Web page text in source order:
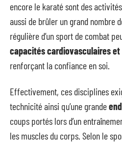
encore le karaté sont des
aussi de brûler un grand nombre
régulière d’un sport de combat
capacités cardiovasculaires
renforçant la confiance en soi.
Effectivement, ces disciplines
technicité ainsi qu’une grande
coups portés lors d’un
les muscles du corps. Selon le